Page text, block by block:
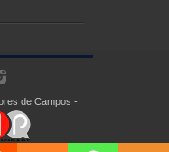
de Campos -